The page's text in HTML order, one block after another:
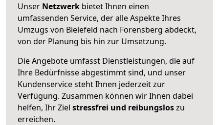
Unser Netzwerk bietet Ihnen einen
umfassenden Service, der alle Aspekte Ihres
Umzugs von Bielefeld nach Forensberg abdeckt,
von der Planung bis hin zur Umsetzung.
Die Angebote umfasst Dienstleistungen, die auf
Ihre Bedürfnisse abgestimmt sind, und unser
Kundenservice steht Ihnen jederzeit zur
Verfügung. Zusammen können wir Ihnen dabei
helfen, Ihr Ziel stressfrei und reibungsloszu
erreichen.